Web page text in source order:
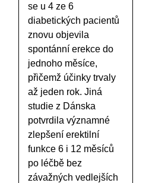
se u 4 ze 6
diabetických pacientů
znovu objevila
spontánní erekce do
jednoho měsíce,
přičemž účinky trvaly
až jeden rok. Jiná
studie z Dánska
potvrdila významné
zlepšení erektilní
funkce 6 i 12 měsíců
po léčbě bez
závažných vedlejších